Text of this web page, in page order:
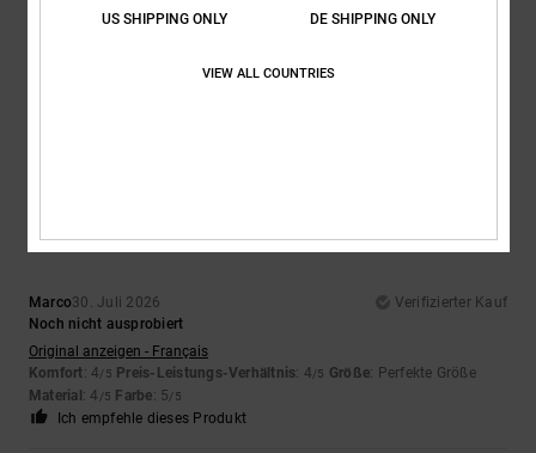
30. Juli 2026
Verifizierter Kauf
Preis-Leistungs-Verhältnis: 5/5 Größe
Marco30. Juli 2026
Verifizierter Kauf
Noch nicht ausprobiert
Original anzeigen - Français
Komfort: 4/5 Preis-Leistungs-Verhältnis: 4/5 Größe: Perfekte Größe
Material: 4 /5 Farbe: 5/5
Ich empfehle dieses Produkt
US SHIPPING ONLY DE SHIPPING ONLY
VIEW ALL COUNTRIES